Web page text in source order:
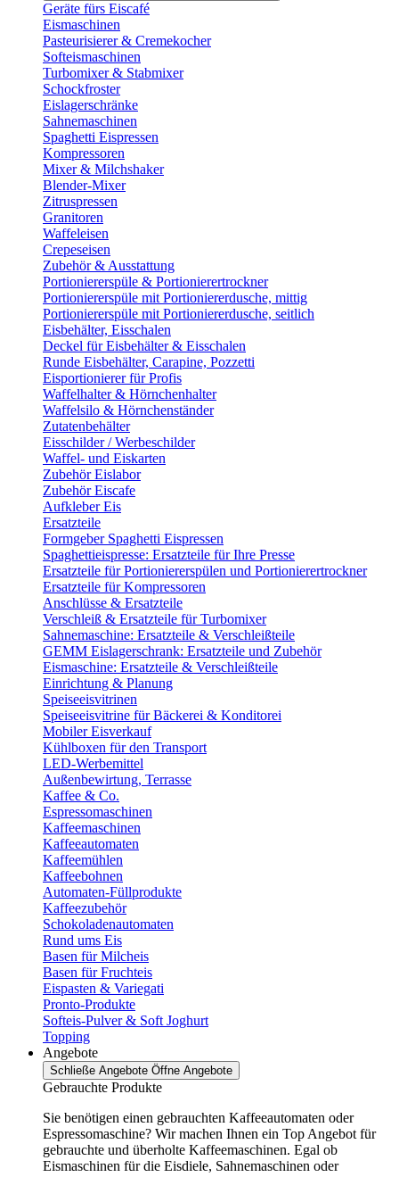
Geräte fürs Eiscafé
Eismaschinen
Pasteurisierer & Cremekocher
Softeismaschinen
Turbomixer & Stabmixer
Schockfroster
Eislagerschränke
Sahnemaschinen
Spaghetti Eispressen
Kompressoren
Mixer & Milchshaker
Blender-Mixer
Zitruspressen
Granitoren
Waffeleisen
Crepeseisen
Zubehör & Ausstattung
Portioniererspüle & Portionierertrockner
Portioniererspüle mit Portioniererdusche, mittig
Portioniererspüle mit Portioniererdusche, seitlich
Eisbehälter, Eisschalen
Deckel für Eisbehälter & Eisschalen
Runde Eisbehälter, Carapine, Pozzetti
Eisportionierer für Profis
Waffelhalter & Hörnchenhalter
Waffelsilo & Hörnchenständer
Zutatenbehälter
Eisschilder / Werbeschilder
Waffel- und Eiskarten
Zubehör Eislabor
Zubehör Eiscafe
Aufkleber Eis
Ersatzteile
Formgeber Spaghetti Eispressen
Spaghettieispresse: Ersatzteile für Ihre Presse
Ersatzteile für Portioniererspülen und Portionierertrockner
Ersatzteile für Kompressoren
Anschlüsse & Ersatzteile
Verschleiß & Ersatzteile für Turbomixer
Sahnemaschine: Ersatzteile & Verschleißteile
GEMM Eislagerschrank: Ersatzteile und Zubehör
Eismaschine: Ersatzteile & Verschleißteile
Einrichtung & Planung
Speiseeisvitrinen
Speiseeisvitrine für Bäckerei & Konditorei
Mobiler Eisverkauf
Kühlboxen für den Transport
LED-Werbemittel
Außenbewirtung, Terrasse
Kaffee & Co.
Espressomaschinen
Kaffeemaschinen
Kaffeeautomaten
Kaffeemühlen
Kaffeebohnen
Automaten-Füllprodukte
Kaffeezubehör
Schokoladenautomaten
Rund ums Eis
Basen für Milcheis
Basen für Fruchteis
Eispasten & Variegati
Pronto-Produkte
Softeis-Pulver & Soft Joghurt
Topping
Angebote
Schließe Angebote Öffne Angebote
Gebrauchte Produkte
Sie benötigen einen gebrauchten Kaffeeautomaten oder
Espressomaschine? Wir machen Ihnen ein Top Angebot für
gebrauchte und überholte Kaffeemaschinen. Egal ob
Eismaschinen für die Eisdiele, Sahnemaschinen oder